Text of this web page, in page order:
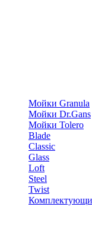
Мойки Granula
Мойки Dr.Gans
Мойки Tolero
Blade
Classic
Glass
Loft
Steel
Twist